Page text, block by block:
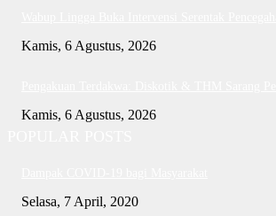
Kamis, 6 Agustus, 2026
Kamis, 6 Agustus, 2026
Selasa, 7 April, 2020